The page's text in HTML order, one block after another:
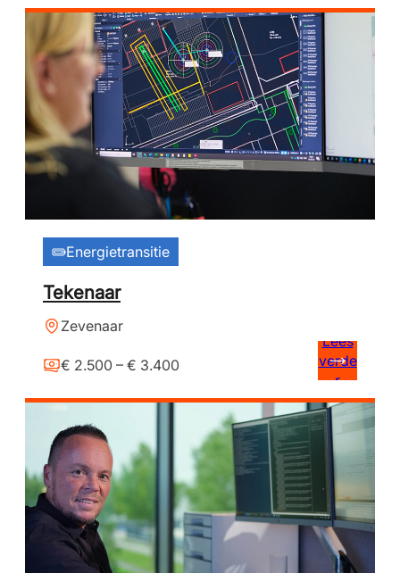
Energietransitie
Tekenaar
Zevenaar
€ 2.500 – € 3.400
Lees
verde
r